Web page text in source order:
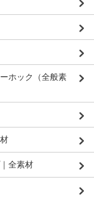
ホック（全般素
全素材